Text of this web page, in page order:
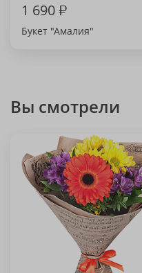
1 690₽
Букет "Амалия"
Вы смотрели